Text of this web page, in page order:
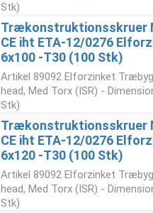
Stk)
Trækonstruktionsskruer
CE iht ETA-12/0276
6x100 -T30 (100 Stk)
Artikel 89092 Elforzinket
head, Med Torx (ISR) -
Stk)
Trækonstruktionsskruer
CE iht ETA-12/0276
6x120 -T30 (100 Stk)
Artikel 89092 Elforzinket
head, Med Torx (ISR) -
Stk)